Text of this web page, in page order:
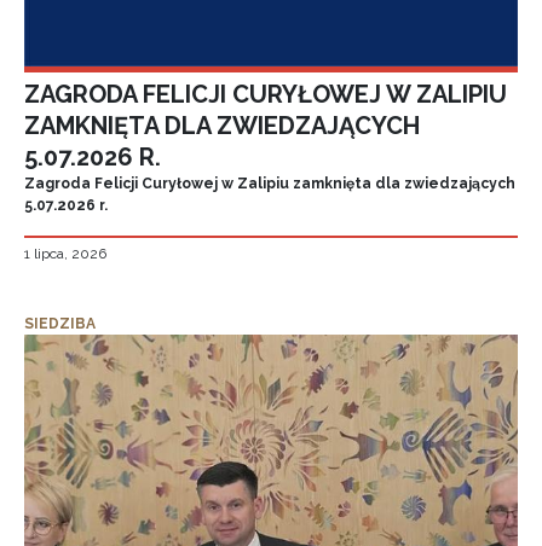
ZAGRODA FELICJI CURYŁOWEJ W ZALIPIU
ZAMKNIĘTA DLA ZWIEDZAJĄCYCH
5.07.2026 R.
Zagroda Felicji Curyłowej w Zalipiu zamknięta dla zwiedzających
5.07.2026 r.
1 lipca, 2026
SIEDZIBA